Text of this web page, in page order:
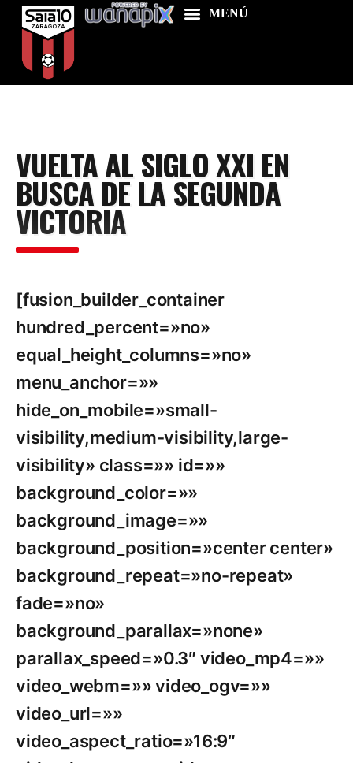
Food & Drink
Features
News
Contacts
VUELTA AL SIGLO XXI EN
BUSCA DE LA SEGUNDA
VICTORIA
[fusion_builder_container
hundred_percent=»no»
equal_height_columns=»no»
menu_anchor=»»
hide_on_mobile=»small-
visibility,medium-visibility,large-
visibility» class=»» id=»»
background_color=»»
background_image=»»
background_position=»center center»
background_repeat=»no-repeat»
fade=»no»
background_parallax=»none»
parallax_speed=»0.3″ video_mp4=»»
video_webm=»» video_ogv=»»
video_url=»»
video_aspect_ratio=»16:9″